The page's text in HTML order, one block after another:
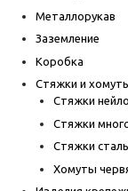
Металлорукав
Заземление
Коробка
Стяжки и
Стяжки
Стяжки
Стяжки
Хомуты